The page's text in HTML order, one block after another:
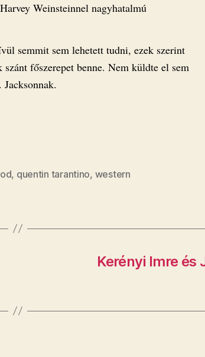
Weinsteinnel nagyhatalmú
semmit sem lehetett tudni, ezek szerint
főszerepet benne. Nem küldte el sem
, quentin tarantino, western
Kerényi Imre és